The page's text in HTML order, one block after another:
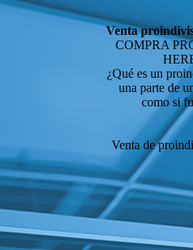
Venta
COMPRA
¿Qué es un
una parte de
como si
Venta de